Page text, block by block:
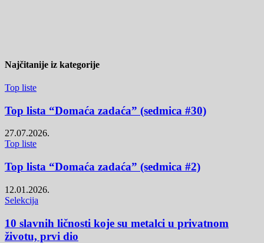
Najčitanije iz kategorije
Top liste
Top lista “Domaća zadaća” (sedmica #30)
27.07.2026.
Top liste
Top lista “Domaća zadaća” (sedmica #2)
12.01.2026.
Selekcija
10 slavnih ličnosti koje su metalci u privatnom
životu, prvi dio